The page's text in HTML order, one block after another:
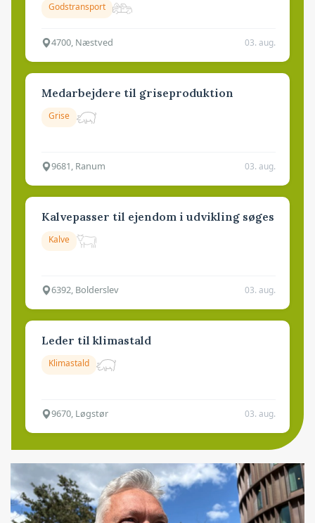
Godstransport
4700, Næstved 03. aug.
Medarbejdere til griseproduktion
Grise
9681, Ranum 03. aug.
Kalvepasser til ejendom i udvikling søges
Kalve
6392, Bolderslev 03. aug.
Leder til klimastald
Klimastald
9670, Løgstør 03. aug.